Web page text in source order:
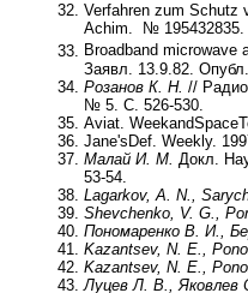
Verfahren zum Schutz
Асhim. № 195432835.
Broadband
Заявл. 13.9.82.
Розанов К. Н. //
№ 5. С. 526-530.
Aviat.
Jane'sDef. Weekly.
Малай И. М. Докл.
53-54.
Lagarkov, A. N.,
Shevchenko, V. G.,
Пономаренко В. И.,
Kazantsev, N. E.,
Kazantsev, N. E.,
Луцев Л. В., Яковлев